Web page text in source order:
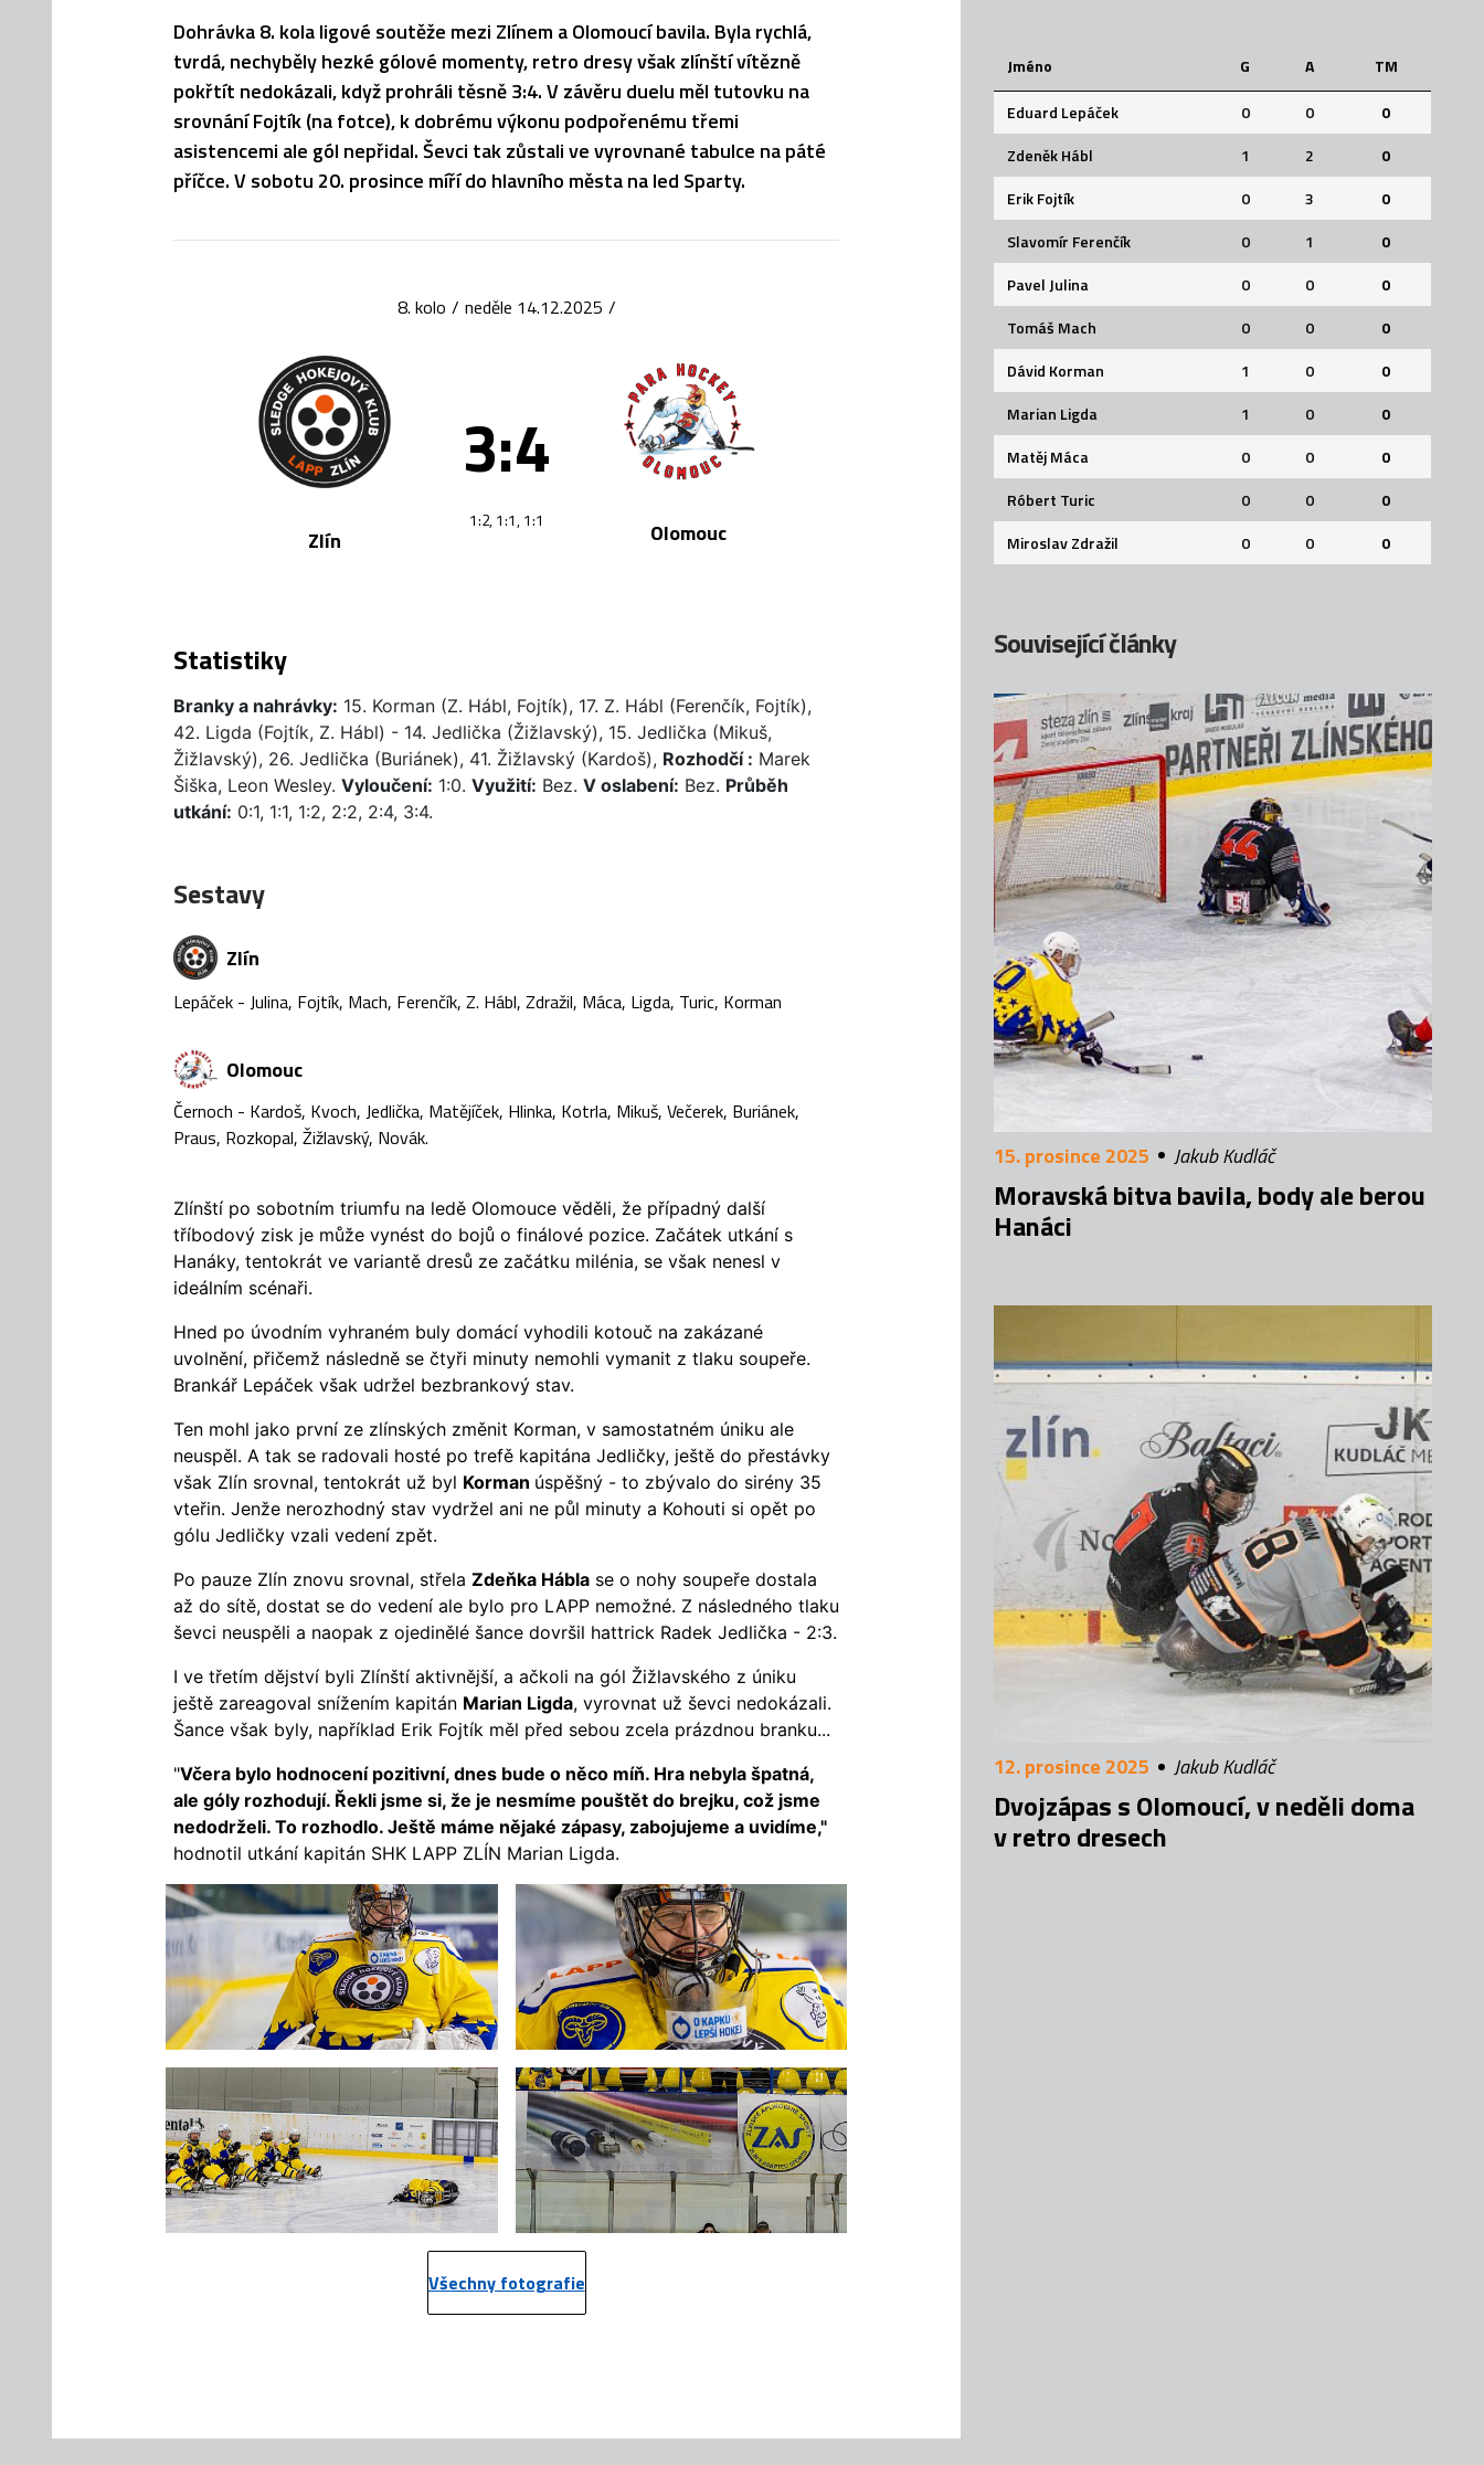
Dohrávka 8. kola ligové soutěže mezi Zlínem a Olomoucí bavila. Byla rychlá,
tvrdá, nechyběly hezké gólové momenty, retro dresy však zlínští vítězně
pokřtít nedokázali, když prohráli těsně 3:4. V závěru duelu měl tutovku na
srovnání Fojtík (na fotce), k dobrému výkonu podpořenému třemi
asistencemi ale gól nepřidal. Ševci tak zůstali ve vyrovnané tabulce na páté
příčce. V sobotu 20. prosince míří do hlavního města na led Sparty.
8. kolo / neděle 14.12.2025 /
Zlín
3:4
1:2, 1:1, 1:1 Olomouc
Statistiky
Branky a nahrávky: 15. Korman (Z. Hábl, Fojtík), 17. Z. Hábl (Ferenčík, Fojtík),
42. Ligda (Fojtík, Z. Hábl) - 14. Jedlička (Žižlavský), 15. Jedlička (Mikuš,
Žižlavský), 26. Jedlička (Buriánek), 41. Žižlavský (Kardoš), Rozhodčí : Marek
Šiška, Leon Wesley. Vyloučení: 1:0. Využití: Bez. V oslabení: Bez. Průběh
utkání: 0:1, 1:1, 1:2, 2:2, 2:4, 3:4.
Sestavy
Zlín
Lepáček - Julina, Fojtík, Mach, Ferenčík, Z. Hábl, Zdražil, Máca, Ligda, Turic, Korman
Olomouc
Černoch - Kardoš, Kvoch, Jedlička, Matějíček, Hlinka, Kotrla, Mikuš, Večerek, Buriánek,
Praus, Rozkopal, Žižlavský, Novák.
Zlínští po sobotním triumfu na ledě Olomouce věděli, že případný další
tříbodový zisk je může vynést do bojů o finálové pozice. Začátek utkání s
Hanáky, tentokrát ve variantě dresů ze začátku milénia, se však nenesl v
ideálním scénaři.
Hned po úvodním vyhraném buly domácí vyhodili kotouč na zakázané
uvolnění, přičemž následně se čtyři minuty nemohli vymanit z tlaku soupeře.
Brankář Lepáček však udržel bezbrankový stav.
Ten mohl jako první ze zlínských změnit Korman, v samostatném úniku ale
neuspěl. A tak se radovali hosté po trefě kapitána Jedličky, ještě do přestávky
však Zlín srovnal, tentokrát už byl Korman úspěšný - to zbývalo do sirény 35
vteřin. Jenže nerozhodný stav vydržel ani ne půl minuty a Kohouti si opět po
gólu Jedličky vzali vedení zpět.
Po pauze Zlín znovu srovnal, střela Zdeňka Hábla se o nohy soupeře dostala
až do sítě, dostat se do vedení ale bylo pro LAPP nemožné. Z následného tlaku
ševci neuspěli a naopak z ojedinělé šance dovršil hattrick Radek Jedlička - 2:3.
I ve třetím dějství byli Zlínští aktivnější, a ačkoli na gól Žižlavského z úniku
ještě zareagoval snížením kapitán Marian Ligda, vyrovnat už ševci nedokázali.
Šance však byly, například Erik Fojtík měl před sebou zcela prázdnou branku...
"Včera bylo hodnocení pozitivní, dnes bude o něco míň. Hra nebyla špatná,
ale góly rozhodují. Řekli jsme si, že je nesmíme pouštět do brejku, což jsme
nedodrželi. To rozhodlo. Ještě máme nějaké zápasy, zabojujeme a uvidíme,"
hodnotil utkání kapitán SHK LAPP ZLÍN Marian Ligda.
Všechny fotografie
Jméno G A
TM
Eduard Lepáček
0 0
0
Zdeněk Hábl
1 2
0
Erik Fojtík
0 3
0
Slavomír Ferenčík
0 1
0
Pavel Julina
0 0
0
Tomáš Mach
0 0
0
Dávid Korman
1 0
0
Marian Ligda
1 0
0
Matěj Máca
0 0
0
Róbert Turic
0 0
0
Miroslav Zdražil
0 0 0
Související články
15. prosince 2025 Jakub Kudláč
Moravská bitva bavila, body ale berou
Hanáci
12. prosince 2025 Jakub Kudláč
Dvojzápas s Olomoucí, v neděli doma
v retro dresech